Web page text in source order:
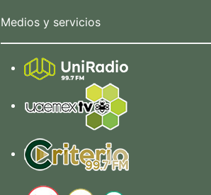
Medios y servicios